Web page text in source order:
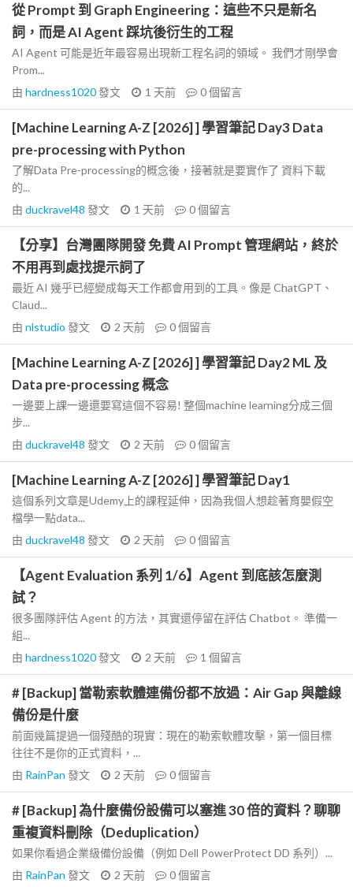
從 Prompt 到 Graph Engineering：這些不只是新名
詞，而是 AI Agent 踩坑後衍生的工程
AI Agent 可能是近年最容易出現新工程名詞的領域。 我們才剛學會
Prom...
由 hardness1020發文 1 天前 0個留言
[Machine Learning A-Z [2026] ] 學習筆記 Day3 Data
pre-processing with Python
了解Data Pre-processing的概念後，接著就是要實作了 資料下載
的...
由 duckravel48 發文 1 天前 0個留言
【分享】台灣團隊開發 免費 AI Prompt 管理網站，終於
不用再到處找提示詞了
最近 AI 幾乎已經變成每天工作都會用到的工具。像是 ChatGPT、
Claud...
由 nlstudio 發文 2 天前 0個留言
[Machine Learning A-Z [2026] ] 學習筆記 Day2 ML 及
Data pre-processing 概念
一邊要上課一邊還要寫這個不容易! 整個machine learning分成三個
步...
由 duckravel48 發文 2 天前 0個留言
[Machine Learning A-Z [2026] ] 學習筆記 Day1
這個系列文章是Udemy上的課程延伸，因為我個人想趁著育嬰假空
檔學一點data...
由 duckravel48 發文 2 天前 0個留言
【Agent Evaluation 系列 1/6】Agent 到底該怎麼測
試？
很多團隊評估 Agent 的方法，其實還停留在評估 Chatbot。 準備一
組...
由 hardness1020發文 2 天前 1 個留言
# [Backup] 當勒索軟體連備份都不放過：Air Gap 與離線
備份是什麼
前面幾篇提過一個殘酷的現實：現在的勒索軟體攻擊，第一個目標
往往不是你的正式資料，...
由 RainPan 發文 2 天前 0個留言
# [Backup] 為什麼備份設備可以塞進 30 倍的資料？聊聊
重複資料刪除（Deduplication）
如果你看過企業級備份設備（例如 Dell PowerProtect DD 系列）...
由 RainPan 發文 2 天前 0個留言